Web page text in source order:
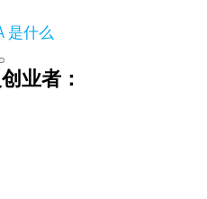
是什么
业者：